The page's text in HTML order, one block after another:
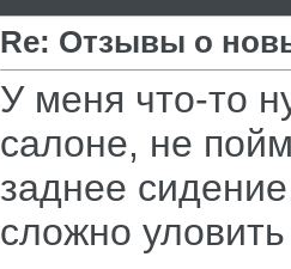
Re: Отзывы о
У меня что-то
салоне, не
заднее
сложно